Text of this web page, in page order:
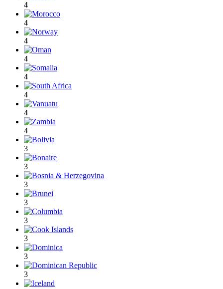
4
4
4
4
4
4
4
4
3
3
3
3
3
3
3
3